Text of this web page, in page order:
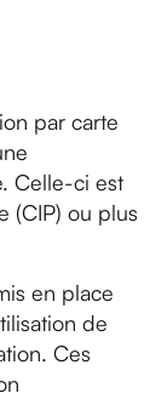
par carte
Celle-ci est
(CIP) ou plus
en place
de
Ces